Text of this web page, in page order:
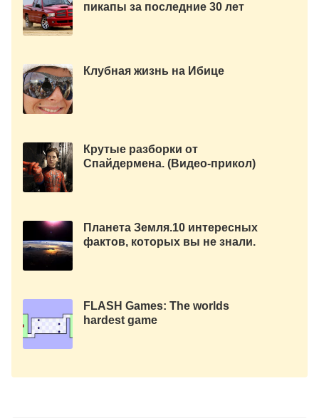
пикапы за последние 30 лет
Клубная жизнь на Ибице
Крутые разборки от
Спайдермена. (Видео-прикол)
Планета Земля.10 интересных
фактов, которых вы не знали.
FLASH Games: The worlds
hardest game